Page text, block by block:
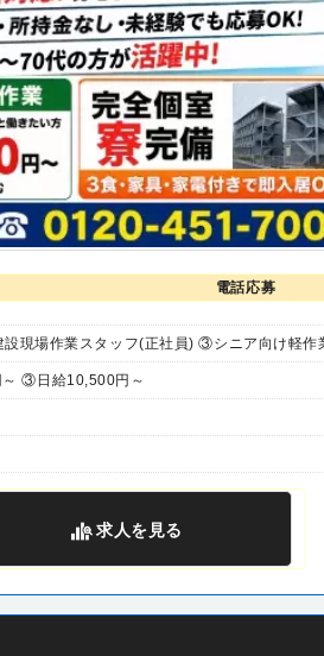
電話応募
現場作業スタッフ(正社員) ③シニア向け軽作
③日給10,500円～
求人を見る